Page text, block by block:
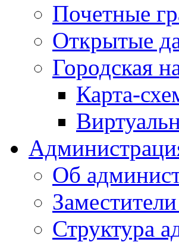
Почетные
Открытые
Городская
Карта-
Об
Структура